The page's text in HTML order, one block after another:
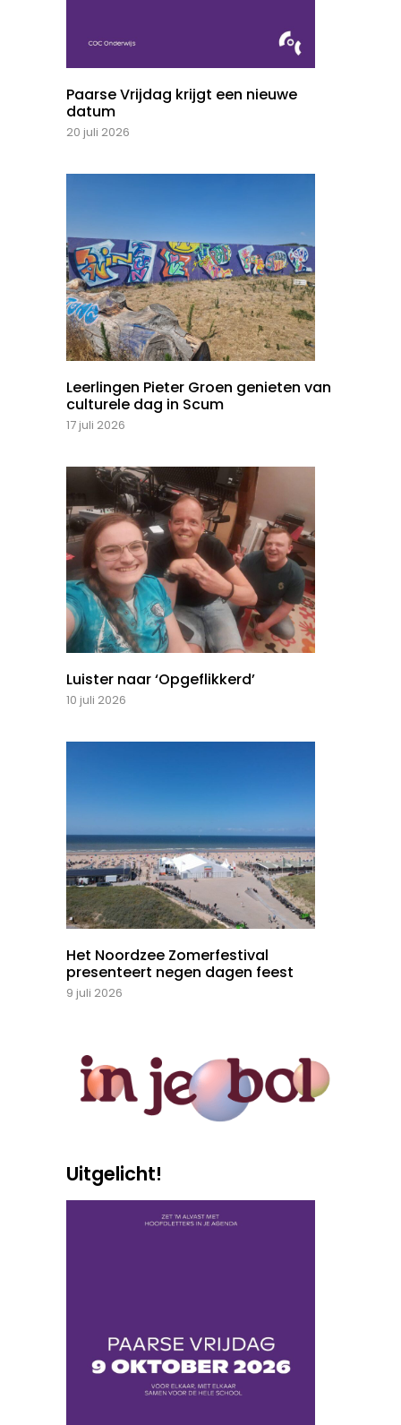
Paarse Vrijdag krijgt een nieuwe
datum
20 juli 2026
Leerlingen Pieter Groen genieten van
culturele dag in Scum
17 juli 2026
Luister naar ‘Opgeflikkerd’
10 juli 2026
Het Noordzee Zomerfestival
presenteert negen dagen feest
9 juli 2026
Uitgelicht!